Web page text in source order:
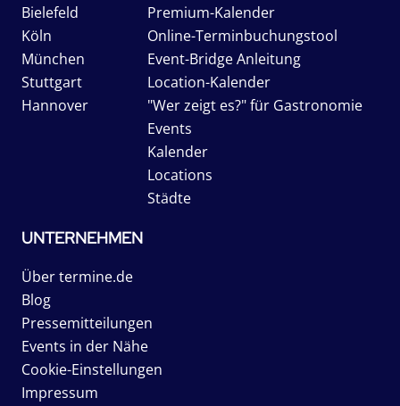
Bielefeld
Köln
München
Stuttgart
Hannover
Premium-Kalender
Online-Terminbuchungstool
Event-Bridge Anleitung
Location-Kalender
"Wer zeigt es?" für Gastronomie
Events
Kalender
Locations
Städte
UNTERNEHMEN
Über termine.de
Blog
Pressemitteilungen
Events in der Nähe
Cookie-Einstellungen
Impressum